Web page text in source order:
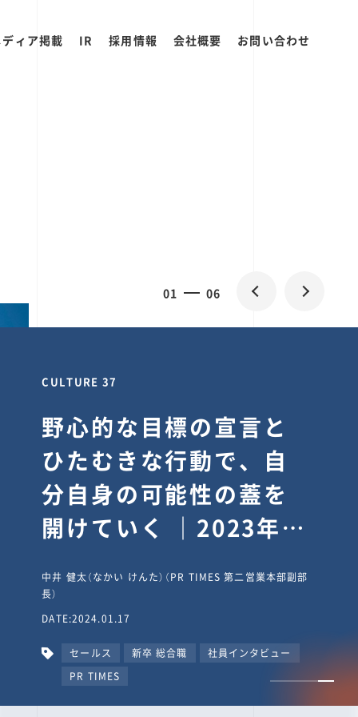
ィア掲載 IR 採用情報 会社概要 お問い合わせ
01 06
CULTURE 37
野心的な目標の宣言と
ひたむきな行動で、自
分自身の可能性の蓋を
開けていく ｜2023年度
タビュー #PR
TIMESな人たち
中井 健太（なかい けんた）（PR TIMES 第二営業本部副部
長）
DATE:2024.01.17
セールス 新卒 総合職
社員インタビュー
PR TIMES